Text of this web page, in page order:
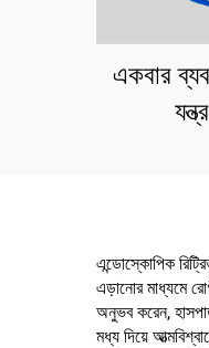
একবার
এন্ডোস্কোপিক
এড়ানোর মাধ্যমে
অনুভব করেন,
মধ্য দিয়ে